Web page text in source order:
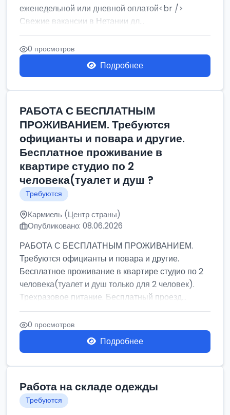
еженедельной или дневной оплатой<br />
Свежие вакансии в Нетании дл...
0 просмотров
Подробнее
РАБОТА С БЕСПЛАТНЫМ
ПРОЖИВАНИЕМ. Требуются
официанты и повара и другие.
Бесплатное проживание в
квартире студио по 2
человека(туалет и душ ?
Требуются
Кармиель (Центр страны)
Опубликовано: 08.06.2026
РАБОТА С БЕСПЛАТНЫМ ПРОЖИВАНИЕМ.
Требуются официанты и повара и другие.
Бесплатное проживание в квартире студио по 2
человека(туалет и душ только для 2 человек).
Трехразовое питание. Бесплатный проезд...
0 просмотров
Подробнее
Работа на складе одежды
Требуются